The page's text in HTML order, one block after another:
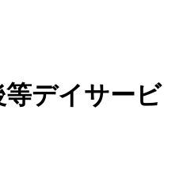
デイサービ